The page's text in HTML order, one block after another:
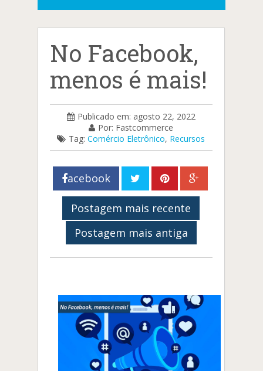
No Facebook,
menos é mais!
Publicado em: agosto 22, 2022
Por: Fastcommerce
Tag:Comércio Eletrônico, Recursos
acebook
Postagem mais recente
Postagem mais antiga